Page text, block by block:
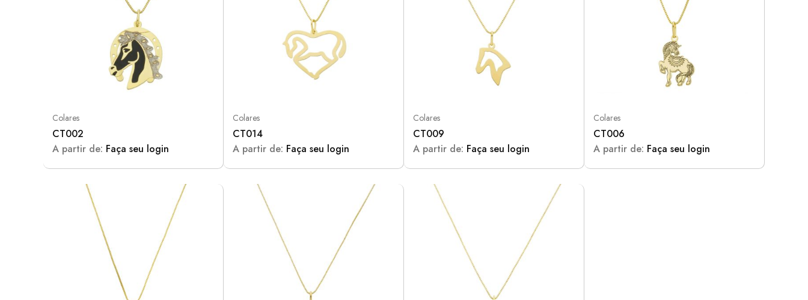
Colares
CT002
A partir de: Faça seu login
Colares
CT014
A partir de: Faça seu login
Colares
CT009
A partir de: Faça seu login
Colares
CT006
A partir de: Faça seu login